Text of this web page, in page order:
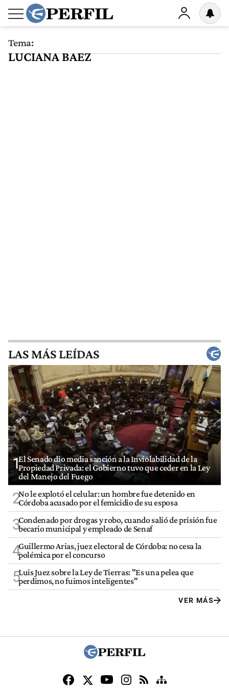
Tema:
LUCIANA BAEZ
LAS MÁS LEÍDAS
1El Senado dio media sanción a la Inviolabilidad de la
Propiedad Privada: el Gobierno tuvo que ceder en la Ley
del Manejo del Fuego
2No le explotó el celular: un hombre fue detenido en
Córdoba acusado por el femicidio de su esposa
3Condenado por drogas y robo, cuando salió de prisión fue
becario municipal y empleado de Senaf
4Guillermo Arias, juez electoral de Córdoba: no cesa la
polémica por el concurso
5Luis Juez sobre la Ley de Tierras: "Es una pelea que
perdimos, no fuimos inteligentes"
VER MÁS